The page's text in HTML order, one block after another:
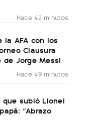
Hace 42 minutos
la AFA con los
Clausura
Jorge Messi
Hace 49 minutos
subió Lionel
"Abrazo